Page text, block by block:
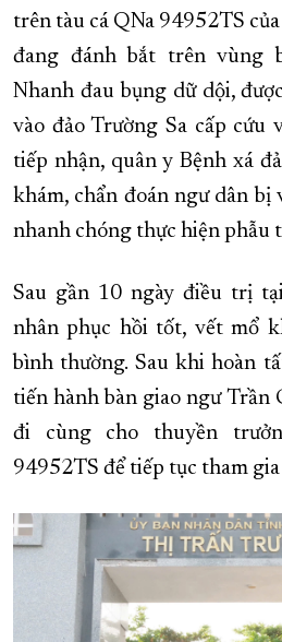
trên tàu cá QNa 94952TS
đang đánh bắt trên vùng
Nhanh đau bụng dữ dội,
vào đảo Trường Sa cấp cứu
tiếp nhận, quân y Bệnh xá
khám, chẩn đoán ngư dân bị
nhanh chóng thực hiện phẫu
Sau gần 10 ngày điều trị
nhân phục hồi tốt, vết mổ
bình thường. Sau khi hoàn
tiến hành bàn giao ngư Trần
đi cùng cho thuyền
94952TS để tiếp tục tham